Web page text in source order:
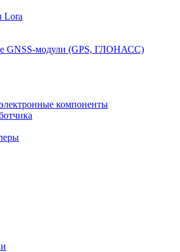
Lora
GNSS-модули (GPS, ГЛОНАСС)
компоненты